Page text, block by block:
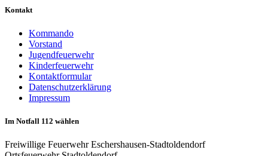
Kontakt
Kommando
Vorstand
Jugendfeuerwehr
Kinderfeuerwehr
Kontaktformular
Datenschutzerklärung
Impressum
Im Notfall 112 wählen
Freiwillige Feuerwehr Eschershausen-Stadtoldendorf